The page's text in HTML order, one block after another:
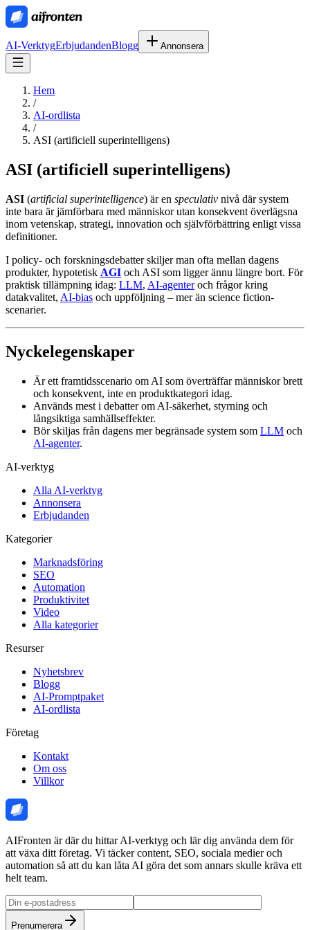
AI-VerktygErbjudandenBlogg Annonsera
Hem
/
AI-ordlista
/
ASI (artificiell superintelligens)
ASI (artificiell superintelligens)
ASI (artificial superintelligence) är en speculativ nivå där system
inte bara är jämförbara med människor utan konsekvent överlägsna
inom vetenskap, strategi, innovation och självförbättring enligt vissa
definitioner.
I policy- och forskningsdebatter skiljer man ofta mellan dagens
produkter, hypotetisk AGI och ASI som ligger ännu längre bort. För
praktisk tillämpning idag: LLM, AI-agenteroch frågor kring
datakvalitet, AI-bias och uppföljning – mer än science fiction-
scenarier.
Nyckelegenskaper
Är ett framtidsscenario om AI som överträffar människor brett
och konsekvent, inte en produktkategori idag.
Används mest i debatter om AI-säkerhet, styrning och
långsiktiga samhällseffekter.
Bör skiljas från dagens mer begränsade system som LLM och
AI-agenter.
AI-verktyg
Alla AI-verktyg
Annonsera
Erbjudanden
Kategorier
Marknadsföring
SEO
Automation
Produktivitet
Video
Alla kategorier
Resurser
Nyhetsbrev
Blogg
AI-Promptpaket
AI-ordlista
Företag
Kontakt
Om oss
Villkor
AIFronten är där du hittar AI-verktyg och lär dig använda dem för
att växa ditt företag. Vi täcker content, SEO, sociala medier och
automation så att du kan låta AI göra det som annars skulle kräva ett
helt team.
Prenumerera